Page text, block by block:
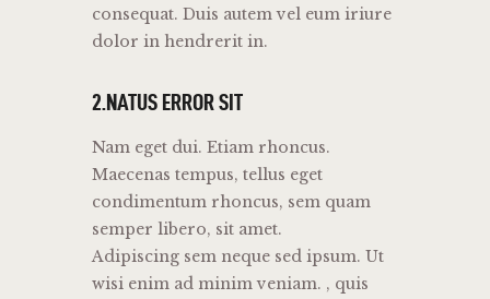
consequat. Duis autem vel eum iriure
dolor in hendrerit in.
2.NATUS ERROR SIT
Nam eget dui. Etiam rhoncus.
Maecenas tempus, tellus eget
condimentum rhoncus, sem quam
semper libero, sit amet.
Adipiscing sem neque sed ipsum. Ut
wisi enim ad minim veniam. , quis